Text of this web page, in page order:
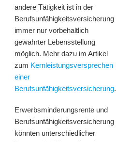
andere Tätigkeit ist in der
Berufsunfähigkeitsversicherung
immer nur vorbehaltlich
gewahrter Lebensstellung
möglich. Mehr dazu im Artikel
zum Kernleistungsversprechen
einer
Berufsunfähigkeitsversicherung.
Erwerbsminderungsrente und
Berufsunfähigkeitsversicherung
könnten unterschiedlicher